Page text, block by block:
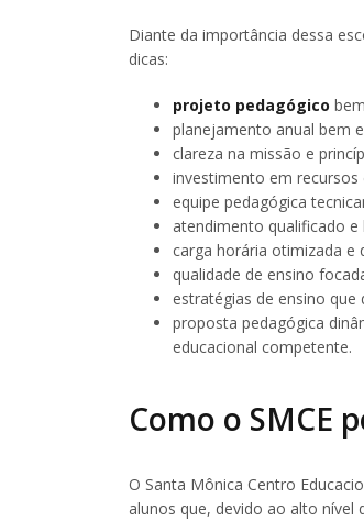
Diante da importância dessa
dicas:
projeto pedagógico
planejamento anual bem
clareza na missão e
investimento em
equipe pedagógica
atendimento qualificado
carga horária otimizada e
qualidade de ensino
estratégias de ensino
proposta pedagógica
educacional competente.
Como o SMCE
O Santa Mônica Centro
alunos que, devido ao alto nível